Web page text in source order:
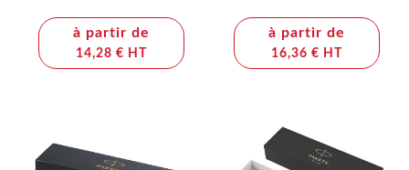
à partir de
14,28 € HT
à partir de
16,36 € HT